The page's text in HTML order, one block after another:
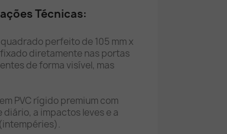
Técnicas:
perfeito de 105 mm x
fixado diretamente nas portas
de forma visível, mas
PVC rígido premium com
diário, a impactos leves e a